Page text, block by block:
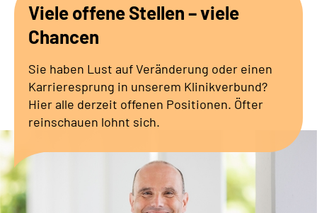
Behandlungsangebot
Karriere
Erweiterte Suche
Viele offene Stellen – viele
Chancen
Sie haben Lust auf Veränderung oder einen
Karrieresprung in unserem Klinikverbund?
Hier alle derzeit offenen Positionen. Öfter
reinschauen lohnt sich.